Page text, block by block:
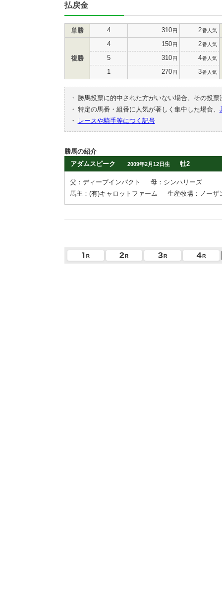
払戻金
単勝 4 310円 2番人気
複勝
4 150円 2番人気
5 310円 4番人気
1 270円 3番人気
・
勝馬投票に的中された方がいない場合、その投
・ 特定の馬番・組番に人気が著しく集中した場合、
・
レースや騎手等につく記号
勝馬の紹介
アダムスピーク
2009年2月12日生 牡2
父：ディープインパクト
母：シンハリーズ
馬主：(有)キャロットファーム
生産牧場：ノーザ